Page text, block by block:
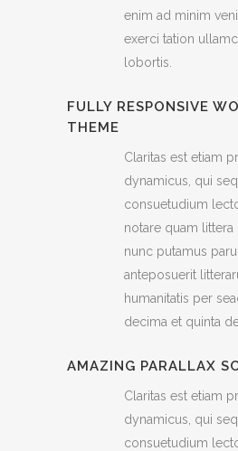
enim ad minim
exerci tation
lobortis.
FULLY RESPONSIVE
THEME
Claritas est etiam
dynamicus, qui
consuetudium
notare quam littera
nunc putamus
anteposuerit
humanitatis per
decima et quinta
AMAZING PARALLAX
Claritas est etiam
dynamicus, qui
consuetudium